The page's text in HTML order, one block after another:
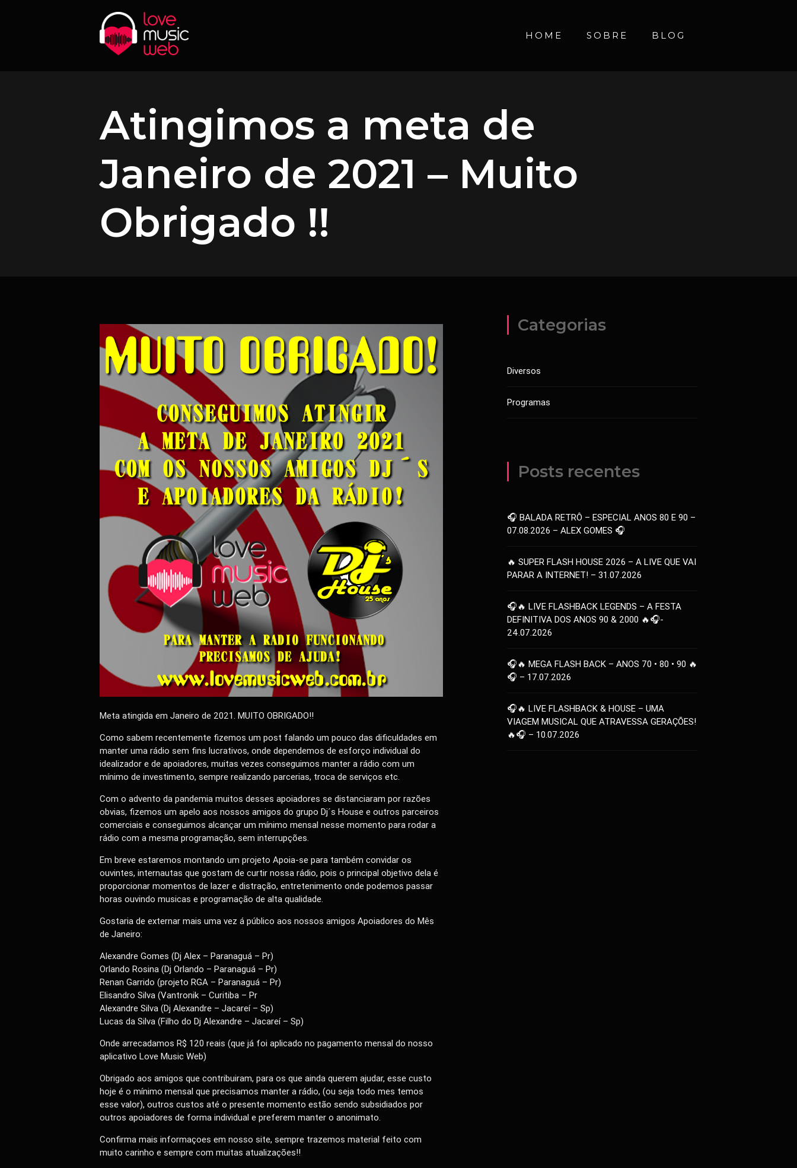
HOME SOBRE BLOG
Atingimos a meta de
Janeiro de 2021 – Muito
Obrigado !!
Meta atingida em Janeiro de 2021. MUITO OBRIGADO!!
Como sabem recentemente fizemos um post falando um pouco das dificuldades em
manter uma rádio sem fins lucrativos, onde dependemos de esforço individual do
idealizador e de apoiadores, muitas vezes conseguimos manter a rádio com um
mínimo de investimento, sempre realizando parcerias, troca de serviços etc.
Com o advento da pandemia muitos desses apoiadores se distanciaram por razões
obvias, fizemos um apelo aos nossos amigos do grupo Dj´s House e outros parceiros
comerciais e conseguimos alcançar um mínimo mensal nesse momento para rodar a
rádio com a mesma programação, sem interrupções.
Em breve estaremos montando um projeto Apoia-se para também convidar os
ouvintes, internautas que gostam de curtir nossa rádio, pois o principal objetivo dela é
proporcionar momentos de lazer e distração, entretenimento onde podemos passar
horas ouvindo musicas e programação de alta qualidade.
Gostaria de externar mais uma vez á público aos nossos amigos Apoiadores do Mês
de Janeiro:
Alexandre Gomes (Dj Alex – Paranaguá – Pr)
Orlando Rosina (Dj Orlando – Paranaguá – Pr)
Renan Garrido (projeto RGA – Paranaguá – Pr)
Elisandro Silva (Vantronik – Curitiba – Pr
Alexandre Silva (Dj Alexandre – Jacareí – Sp)
Lucas da Silva (Filho do Dj Alexandre – Jacareí – Sp)
Onde arrecadamos R$ 120 reais (que já foi aplicado no pagamento mensal do nosso
aplicativo Love Music Web)
Obrigado aos amigos que contribuiram, para os que ainda querem ajudar, esse custo
hoje é o mínimo mensal que precisamos manter a rádio, (ou seja todo mes temos
esse valor), outros custos até o presente momento estão sendo subsidiados por
outros apoiadores de forma individual e preferem manter o anonimato.
Confirma mais informaçoes em nosso site, sempre trazemos material feito com
muito carinho e sempre com muitas atualizações!!
Categorias
Diversos
Programas
Posts recentes
🎧 BALADA RETRÔ – ESPECIAL ANOS 80 E 90 –
07.08.2026 – ALEX GOMES 🎧
🔥 SUPER FLASH HOUSE 2026 – A LIVE QUE VAI
PARAR A INTERNET! – 31.07.2026
🎧🔥 LIVE FLASHBACK LEGENDS – A FESTA
DEFINITIVA DOS ANOS 90 & 2000 🔥🎧-
24.07.2026
🎧🔥 MEGA FLASH BACK – ANOS 70 • 80 • 90 🔥
🎧 – 17.07.2026
🎧🔥 LIVE FLASHBACK & HOUSE – UMA
VIAGEM MUSICAL QUE ATRAVESSA GERAÇÕES!
🔥🎧 – 10.07.2026